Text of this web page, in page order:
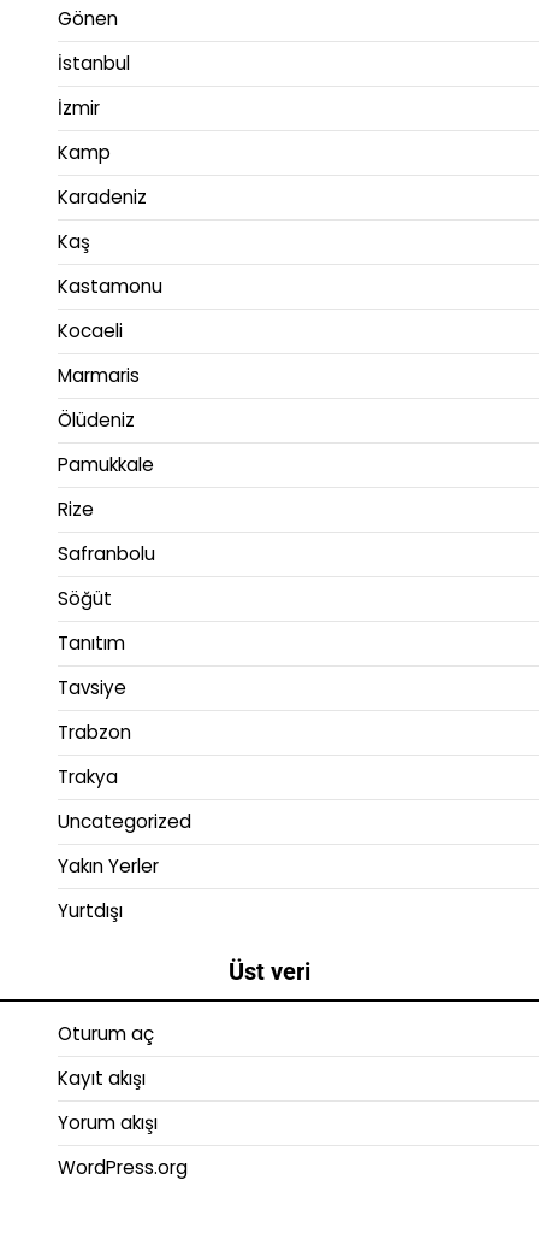
Gönen
İstanbul
İzmir
Kamp
Karadeniz
Kaş
Kastamonu
Kocaeli
Marmaris
Ölüdeniz
Pamukkale
Rize
Safranbolu
Söğüt
Tanıtım
Tavsiye
Trabzon
Trakya
Uncategorized
Yakın Yerler
Yurtdışı
Üst veri
Oturum aç
Kayıt akışı
Yorum akışı
WordPress.org